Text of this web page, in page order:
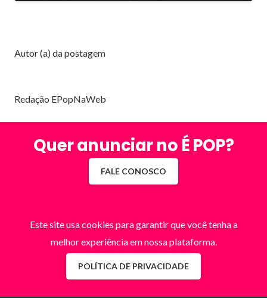
Autor (a) da postagem
Redação EPopNaWeb
Quer anunciar no É POP?
FALE CONOSCO
Este site usa cookies para garantir que você tenha a
melhor experiência em nossa plataforma.
POLÍTICA DE PRIVACIDADE